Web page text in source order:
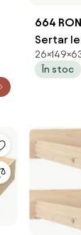
664 RON
Sertar
× 63 ×
În stoc